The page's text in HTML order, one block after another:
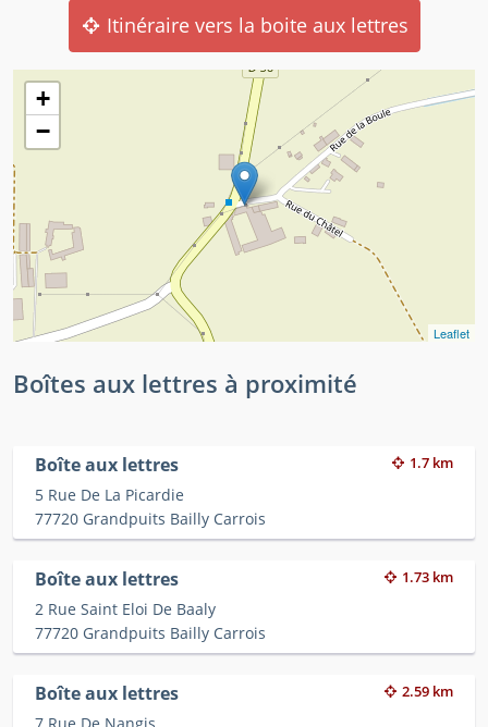
Itinéraire vers la boite aux lettres
+
−
Leaflet
Boîtes aux lettres à proximité
Boîte aux lettres 1.7 km
5 Rue De La Picardie
77720 Grandpuits Bailly Carrois
Boîte aux lettres 1.73 km
2 Rue Saint Eloi De Baaly
77720 Grandpuits Bailly Carrois
Boîte aux lettres 2.59 km